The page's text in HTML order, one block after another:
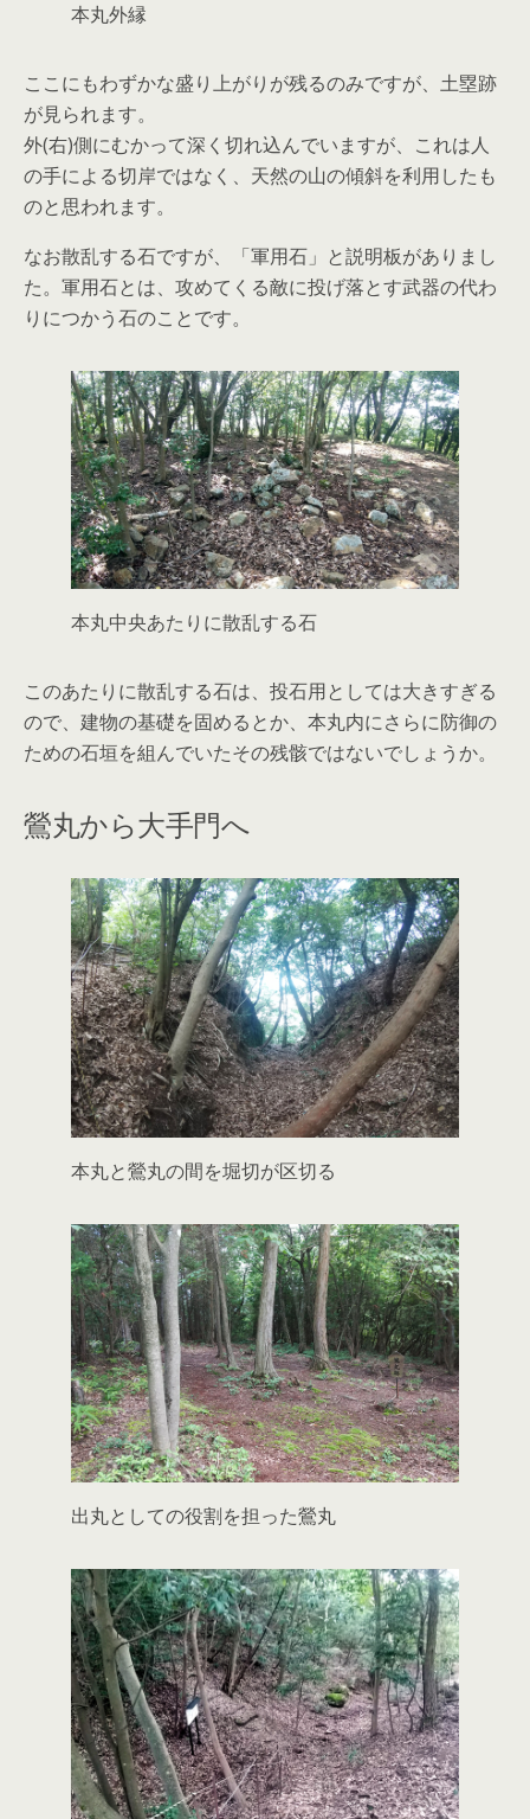
本丸外縁
ここにもわずかな盛り上がりが残るのみですが、土塁跡
が見られます。
外(右)側にむかって深く切れ込んでいますが、これは人
の手による切岸ではなく、天然の山の傾斜を利用したも
のと思われます。
なお散乱する石ですが、「軍用石」と説明板がありまし
た。軍用石とは、攻めてくる敵に投げ落とす武器の代わ
りにつかう石のことです。
本丸中央あたりに散乱する石
このあたりに散乱する石は、投石用としては大きすぎる
ので、建物の基礎を固めるとか、本丸内にさらに防御の
ための石垣を組んでいたその残骸ではないでしょうか。
鶯丸から大手門へ
本丸と鶯丸の間を堀切が区切る
出丸としての役割を担った鶯丸